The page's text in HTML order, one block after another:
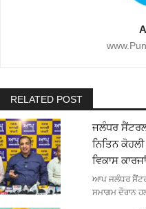
RELATED POST
ਜਲੰਧਰ ਸੈਂਟਰਲ
ਨਿਤਿਨ
ਵਿਕਾਸ
ਆਪ ਜਲੰਧਰ
ਸਮਾਗਮ ਦੌਰਾਨ